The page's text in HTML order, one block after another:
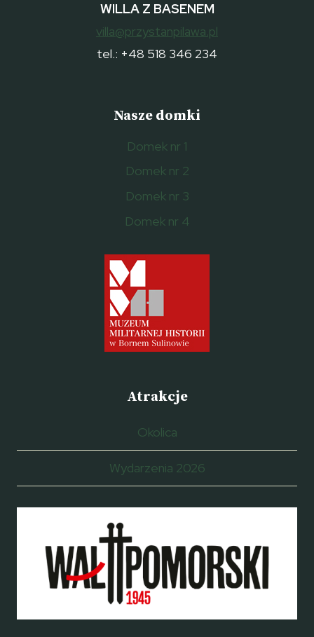
WILLA Z BASENEM
villa@przystanpilawa.pl
tel.: +48 518 346 234
Nasze domki
Domek nr 1
Domek nr 2
Domek nr 3
Domek nr 4
Atrakcje
Okolica
Wydarzenia 2026